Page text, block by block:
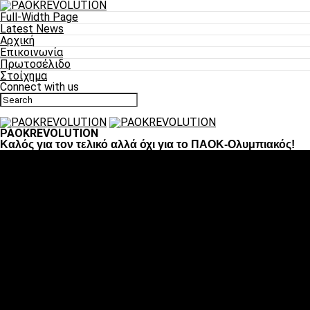
Full-Width Page
Latest News
Αρχική
Επικοινωνία
Πρωτοσέλιδο
Στοίχημα
Connect with us
PAOKREVOLUTION
Καλός για τον τελικό αλλά όχι για το ΠΑΟΚ-Ολυμπιακός!